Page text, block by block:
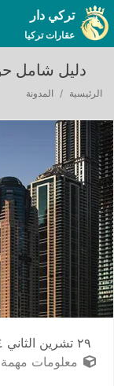
تركي دار
عقارات تركيا
دليل شامل
الرئيسية المدونة
٢٩ تشرين الثاني ٢٠٢٤
معلومات مهمة